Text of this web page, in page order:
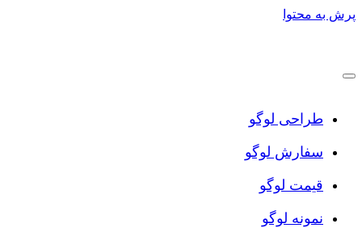
پرش به محتوا
طراحی لوگو
سفارش لوگو
قیمت لوگو
نمونه لوگو